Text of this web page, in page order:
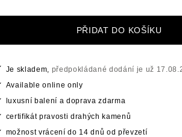
PŘIDAT DO KOŠÍKU
Je skladem, předpokládané dodání je už
Available online only
luxusní balení a doprava zdarma
certifikát pravosti drahých kamenů
možnost vrácení do 14 dnů od převzetí